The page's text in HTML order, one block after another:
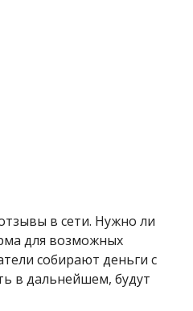
в сети. Нужно ли
для возможных
собирают деньги с
в дальнейшем, будут